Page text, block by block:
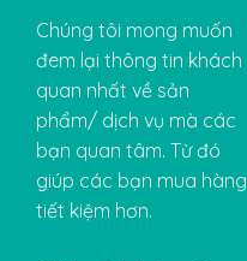
Chúng tôi mong muốn
đem lại thông tin khách
quan nhất về sản
phẩm/ dịch vụ mà các
bạn quan tâm. Từ đó
giúp các bạn mua hàng
tiết kiệm hơn.